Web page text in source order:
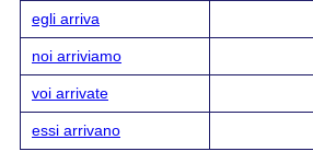
egli arriva
noi arriviamo
voi arrivate
essi arrivano